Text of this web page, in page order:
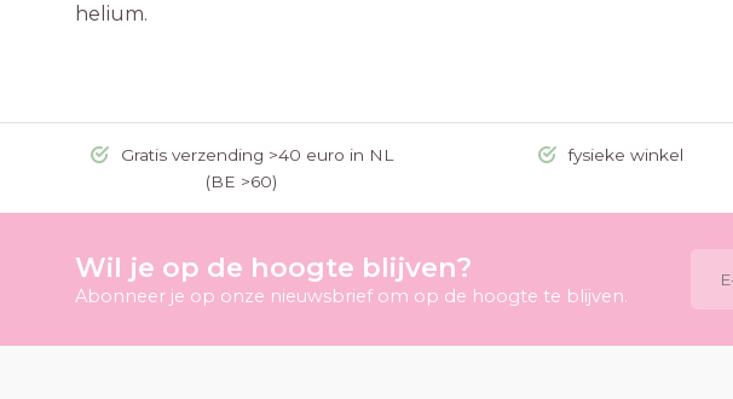
helium.
Gratis verzending >40 euro in NL
(BE >60)
fysieke winkel
Wil je op de hoogte blijven?
Abonneer je op onze nieuwsbrief om op de hoogte te blijven.